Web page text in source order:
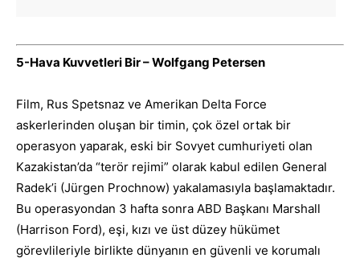
5-Hava Kuvvetleri Bir – Wolfgang Petersen
Film, Rus Spetsnaz ve Amerikan Delta Force
askerlerinden oluşan bir timin, çok özel ortak bir
operasyon yaparak, eski bir Sovyet cumhuriyeti olan
Kazakistan’da “terör rejimi” olarak kabul edilen General
Radek’i (Jürgen Prochnow) yakalamasıyla başlamaktadır.
Bu operasyondan 3 hafta sonra ABD Başkanı Marshall
(Harrison Ford), eşi, kızı ve üst düzey hükümet
görevlileriyle birlikte dünyanın en güvenli ve korumalı